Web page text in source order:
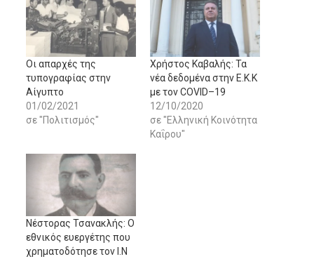
Οι απαρχές της
τυπογραφίας στην
Αίγυπτο
01/02/2021
σε "Πολιτισμός"
Xρήστος Καβαλής: Τα
νέα δεδομένα στην E.K.K
με τον COVID–19
12/10/2020
σε "Ελληνική Κοινότητα
Καΐρου"
Nέστορας Τσανακλής: Ο
εθνικός ευεργέτης που
χρηματοδότησε τον Ι.Ν